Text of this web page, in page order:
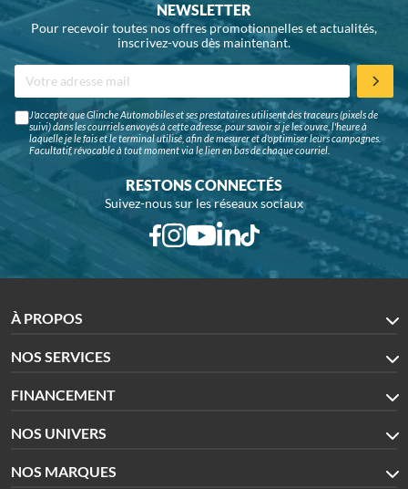
NEWSLETTER
Pour recevoir toutes nos offres promotionnelles et actualités,
inscrivez-vous dès maintenant.
J'accepte que Glinche Automobiles et ses prestataires utilisent des traceurs (pixels de
suivi) dans les courriels envoyés à cette adresse, pour savoir si je les ouvre, l'heure à
laquelle je le fais et le terminal utilisé, afin de mesurer et d'optimiser leurs campagnes.
Facultatif, révocable à tout moment via le lien en bas de chaque courriel.
RESTONS CONNECTÉS
Suivez-nous sur les réseaux sociaux
À PROPOS
NOS SERVICES
FINANCEMENT
NOS UNIVERS
NOS MARQUES